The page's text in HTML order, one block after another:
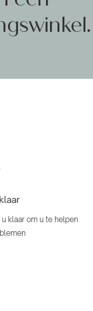
klaar om u te helpen